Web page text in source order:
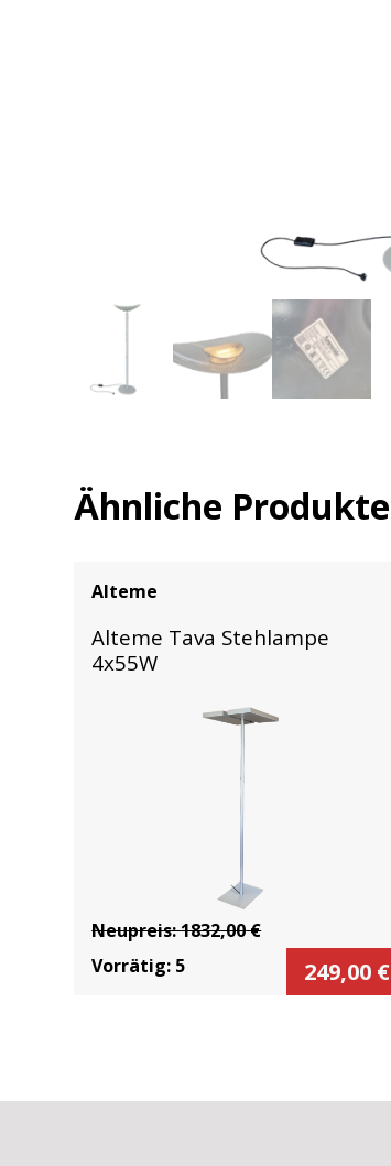
Ähnliche Produkte
Alteme
Alteme Tava Stehlampe
4x55W
Neupreis:1832,00€
Vorrätig: 5 249,00 €